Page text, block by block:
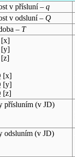
v přísluní – q
v odsluní – Q
– T
[x]
[y]
[z]
[x]
[y]
[z]
přísluním (v JD)
odsluním (v JD)